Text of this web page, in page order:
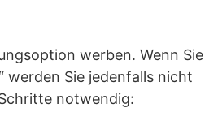
werben. Wenn Sie
werden Sie jedenfalls nicht
notwendig: